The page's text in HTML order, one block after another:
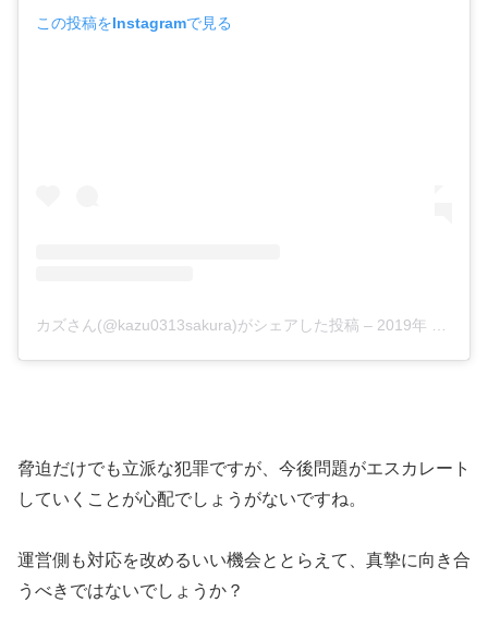
この投稿をInstagramで見る
カズさん(@kazu0313sakura)がシェアした投稿 – 2019年 5月月19日午前9時01分PDT
脅迫だけでも立派な犯罪ですが、今後問題がエスカレート
していくことが心配でしょうがないですね。
運営側も対応を改めるいい機会ととらえて、真摯に向き合
うべきではないでしょうか？